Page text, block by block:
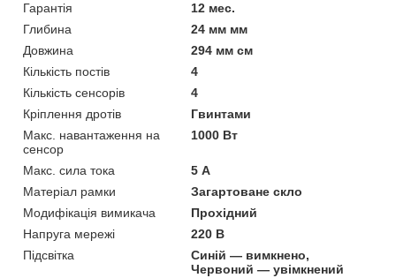
Гарантія
12 мес.
Глибина
24 мм мм
Довжина
294 мм см
Кількість постів
4
Кількість сенсорів
4
Кріплення дротів
Гвинтами
Макс. навантаження на
сенсор
1000 Вт
Макс. сила тока
5 А
Матеріал рамки
Загартоване скло
Модифікація вимикача
Прохідний
Напруга мережі
220 В
Підсвітка
Синій — вимкнено,
Червоний — увімкнений